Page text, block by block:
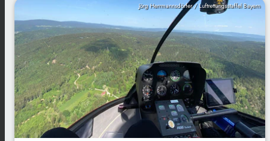
Jörg Herrmannsdörfer / Luftrettungsstaffel Bayern